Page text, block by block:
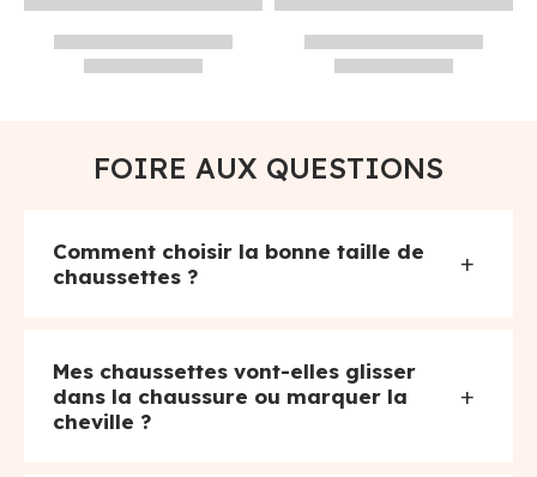
FOIRE AUX QUESTIONS
Comment choisir la bonne taille de
chaussettes ?
+
Mes chaussettes vont-elles glisser
dans la chaussure ou marquer la
cheville ?
+